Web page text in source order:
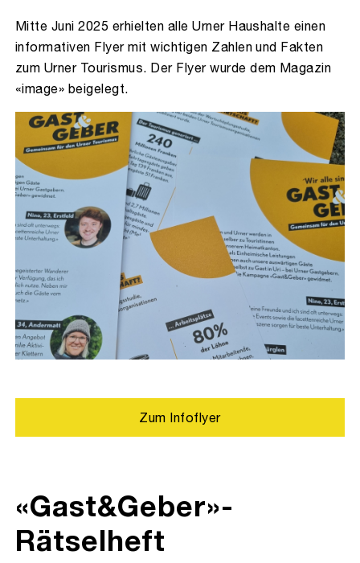
Mitte Juni 2025 erhielten alle Urner Haushalte einen
informativen Flyer mit wichtigen Zahlen und Fakten
zum Urner Tourismus. Der Flyer wurde dem Magazin
«image» beigelegt.
Zum Infoflyer
«Gast&Geber»-
Rätselheft